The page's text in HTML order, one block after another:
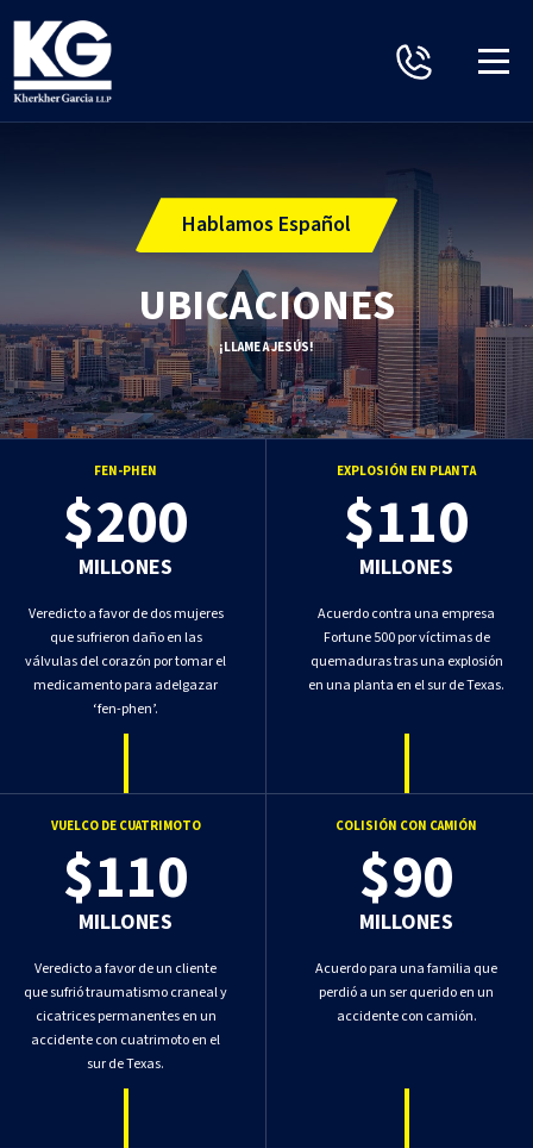
Hablamos Español
UBICACIONES
¡LLAME A JESÚS!
FEN-PHEN
$200
MILLONES
Veredicto a favor de dos mujeres
que sufrieron daño en las
válvulas del corazón por tomar el
medicamento para adelgazar
‘fen-phen’.
EXPLOSIÓN EN PLANTA
$110
MILLONES
Acuerdo contra una empresa
Fortune 500 por víctimas de
quemaduras tras una explosión
en una planta en el sur de Texas.
VUELCO DE CUATRIMOTO
$110
MILLONES
Veredicto a favor de un cliente
que sufrió traumatismo craneal y
cicatrices permanentes en un
accidente con cuatrimoto en el
sur de Texas.
COLISIÓN CON CAMIÓN
$90
MILLONES
Acuerdo para una familia que
perdió a un ser querido en un
accidente con camión.